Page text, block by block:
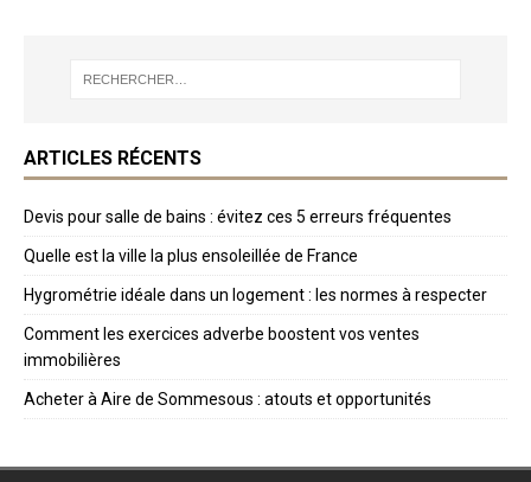
ARTICLES RÉCENTS
Devis pour salle de bains : évitez ces 5 erreurs fréquentes
Quelle est la ville la plus ensoleillée de France
Hygrométrie idéale dans un logement : les normes à respecter
Comment les exercices adverbe boostent vos ventes
immobilières
Acheter à Aire de Sommesous : atouts et opportunités